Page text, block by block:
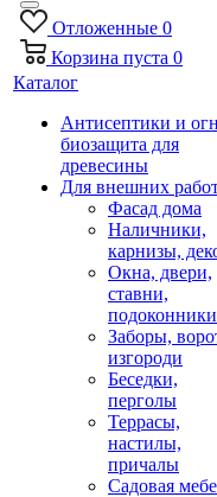
Отложенные 0
Корзина пуста 0
Каталог
Антисептики и
биозащита для
древесины
Для внешних
Фасад дома
Наличники,
карнизы,
Окна, двери,
ставни,
подоконники
Заборы,
изгороди
Беседки,
перголы
Террасы,
настилы,
причалы
Садовая